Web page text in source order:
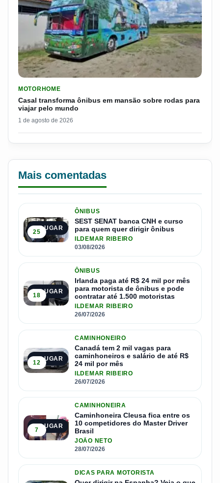
MOTORHOME
Casal transforma ônibus em mansão sobre rodas para
viajar pelo mundo
1 de agosto de 2026
Mais comentadas
1º LUGAR
25
ÔNIBUS
SEST SENAT banca CNH e curso
para quem quer dirigir ônibus
ILDEMAR RIBEIRO
03/08/2026
2º LUGAR
18
ÔNIBUS
Irlanda paga até R$ 24 mil por mês
para motorista de ônibus e pode
contratar até 1.500 motoristas
ILDEMAR RIBEIRO
26/07/2026
3º LUGAR
12
CAMINHONEIRO
Canadá tem 2 mil vagas para
caminhoneiros e salário de até R$
24 mil por mês
ILDEMAR RIBEIRO
26/07/2026
4º LUGAR
7
CAMINHONEIRA
Caminhoneira Cleusa fica entre os
10 competidores do Master Driver
Brasil
JOÃO NETO
28/07/2026
DICAS PARA MOTORISTA